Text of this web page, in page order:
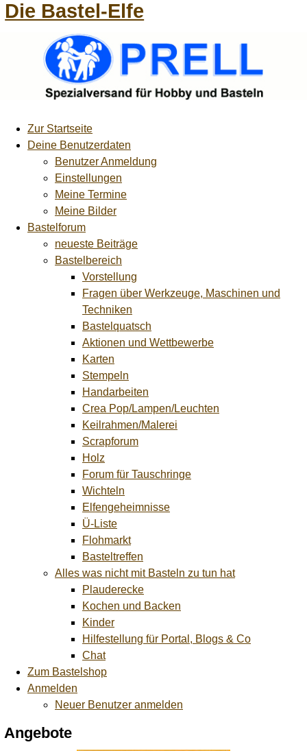
Die Bastel-Elfe
Zur Startseite
Deine Benutzerdaten
Benutzer Anmeldung
Einstellungen
Meine Termine
Meine Bilder
Bastelforum
neueste Beiträge
Bastelbereich
Vorstellung
Fragen über Werkzeuge, Maschinen und
Techniken
Bastelquatsch
Aktionen und Wettbewerbe
Karten
Stempeln
Handarbeiten
Crea Pop/Lampen/Leuchten
Keilrahmen/Malerei
Scrapforum
Holz
Forum für Tauschringe
Wichteln
Elfengeheimnisse
Ü-Liste
Flohmarkt
Basteltreffen
Alles was nicht mit Basteln zu tun hat
Plauderecke
Kochen und Backen
Kinder
Hilfestellung für Portal, Blogs & Co
Chat
Zum Bastelshop
Anmelden
Neuer Benutzer anmelden
Angebote